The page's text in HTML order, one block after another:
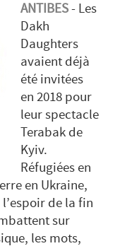
ANTIBES- Les
Dakh
Daughters
avaient déjà
été invitées
en 2018 pour
leur spectacle
Terabak de
Kyiv.
Réfugiées en
en Ukraine,
de la fin
sur
les mots,